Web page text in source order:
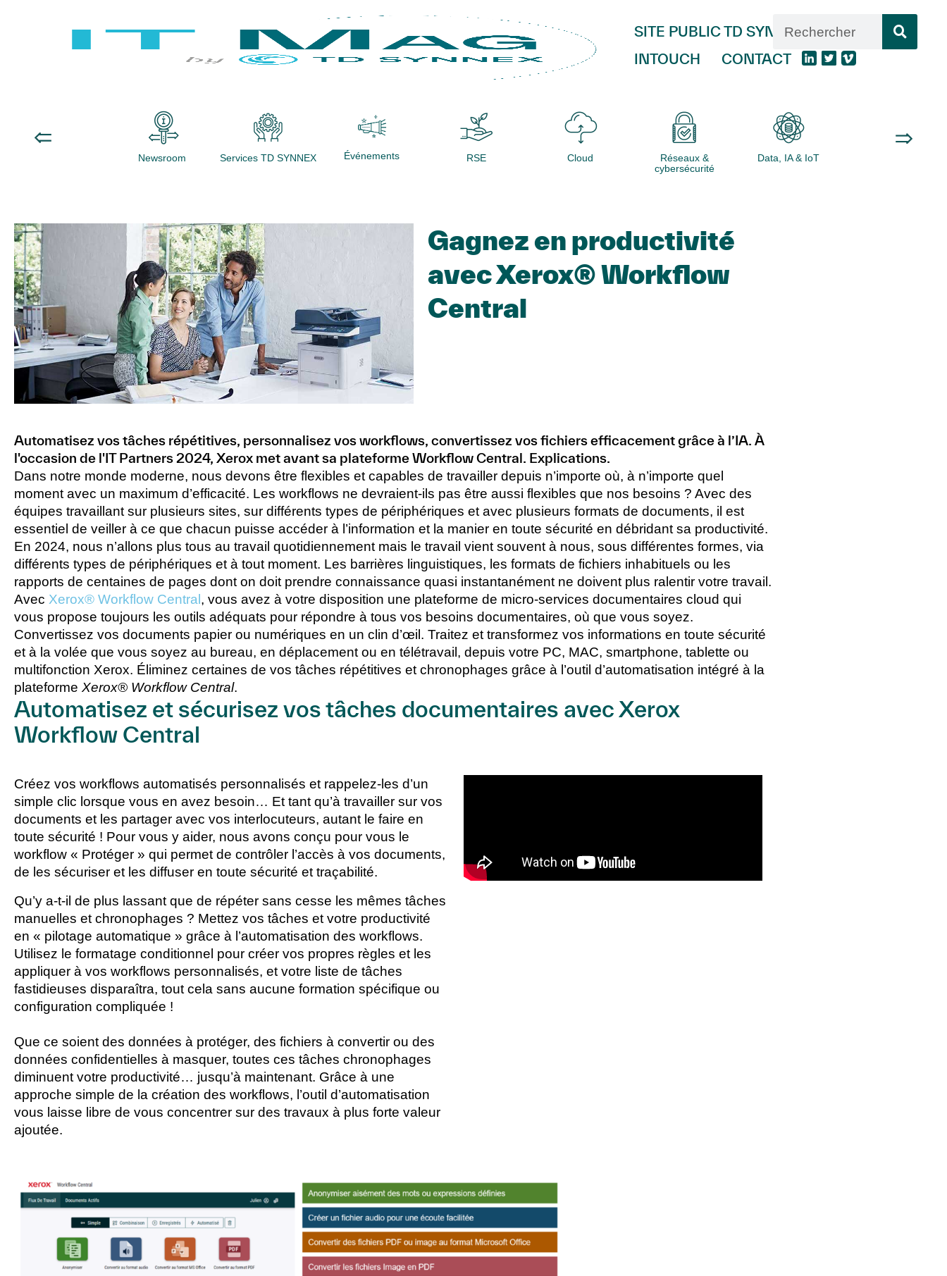
SITE PUBLIC TD SYNNEX
INTOUCH
CONTACT
Newsroom Services TD SYNNEX Événements RSE Cloud
Réseaux &
cybersécurité
Data, IA & IoT
Gagnez en productivité
avec Xerox® Workflow
Central
Automatisez vos tâches répétitives, personnalisez vos workflows, convertissez vos fichiers efficacement grâce à l’IA. À
l'occasion de l'IT Partners 2024, Xerox met avant sa plateforme Workflow Central. Explications.
Dans notre monde moderne, nous devons être flexibles et capables de travailler depuis n’importe où, à n’importe quel
moment avec un maximum d’efficacité. Les workflows ne devraient-ils pas être aussi flexibles que nos besoins ? Avec des
équipes travaillant sur plusieurs sites, sur différents types de périphériques et avec plusieurs formats de documents, il est
essentiel de veiller à ce que chacun puisse accéder à l’information et la manier en toute sécurité en débridant sa productivité.
En 2024, nous n’allons plus tous au travail quotidiennement mais le travail vient souvent à nous, sous différentes formes, via
différents types de périphériques et à tout moment. Les barrières linguistiques, les formats de fichiers inhabituels ou les
rapports de centaines de pages dont on doit prendre connaissance quasi instantanément ne doivent plus ralentir votre travail.
Avec Xerox® Workflow Central , vous avez à votre disposition une plateforme de micro-services documentaires cloud qui
vous propose toujours les outils adéquats pour répondre à tous vos besoins documentaires, où que vous soyez.
Convertissez vos documents papier ou numériques en un clin d’œil. Traitez et transformez vos informations en toute sécurité
et à la volée que vous soyez au bureau, en déplacement ou en télétravail, depuis votre PC, MAC, smartphone, tablette ou
multifonction Xerox. Éliminez certaines de vos tâches répétitives et chronophages grâce à l’outil d’automatisation intégré à la
plateforme Xerox® Workflow Central.
Automatisez et sécurisez vos tâches documentaires avec Xerox
Workflow Central
Créez vos workflows automatisés personnalisés et rappelez-les d’un
simple clic lorsque vous en avez besoin… Et tant qu’à travailler sur vos
documents et les partager avec vos interlocuteurs, autant le faire en
toute sécurité ! Pour vous y aider, nous avons conçu pour vous le
workflow « Protéger » qui permet de contrôler l’accès à vos documents,
de les sécuriser et les diffuser en toute sécurité et traçabilité.
Qu’y a-t-il de plus lassant que de répéter sans cesse les mêmes tâches
manuelles et chronophages ? Mettez vos tâches et votre productivité
en « pilotage automatique » grâce à l’automatisation des workflows.
Utilisez le formatage conditionnel pour créer vos propres règles et les
appliquer à vos workflows personnalisés, et votre liste de tâches
fastidieuses disparaîtra, tout cela sans aucune formation spécifique ou
configuration compliquée !
Que ce soient des données à protéger, des fichiers à convertir ou des
données confidentielles à masquer, toutes ces tâches chronophages
diminuent votre productivité… jusqu’à maintenant. Grâce à une
approche simple de la création des workflows, l’outil d’automatisation
vous laisse libre de vous concentrer sur des travaux à plus forte valeur
ajoutée.